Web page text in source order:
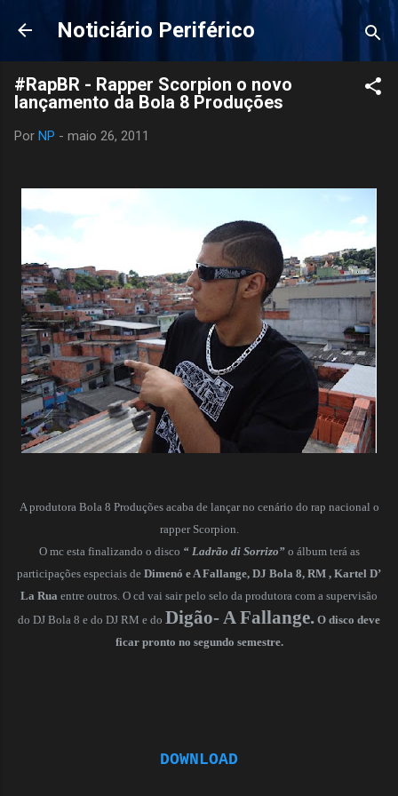
Pular para o conteúdo principal
Noticiário Periférico
#RapBR - Rapper Scorpion o novo
Por NP - maio 26, 2011
A produtora Bola 8 Produções acaba de lançar no cenário do rap nacional o
rapper Scorpion.
O mc esta finalizando o disco “ Ladrão di Sorrizo” o álbum terá as
participações especiais de Dimenó e A Fallange, DJ Bola 8, RM , Kartel D’
La Rua entre outros. O cd vai sair pelo selo da produtora com a supervisão
do DJ Bola 8 e do DJ RM e do Digão- A Fallange. O disco deve
ficar pronto no segundo semestre.
DOWNLOAD